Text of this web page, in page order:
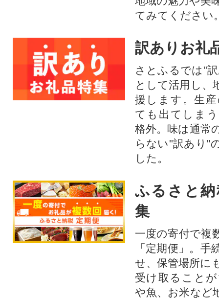
てみてください
訳ありお礼
さとふるでは"
として活用し、
援します。⽣
ても出てしま
格外。味は通常
らない"訳あり"
した。
ふるさと
集
一度の寄付で複
「定期便」。
せ、保管場所に
受け取ること
や魚、お米など